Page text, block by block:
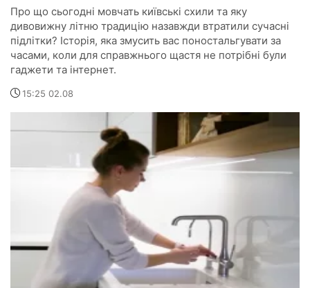
Про що сьогодні мовчать київські схили та яку
дивовижну літню традицію назавжди втратили сучасні
підлітки? Історія, яка змусить вас поностальгувати за
часами, коли для справжнього щастя не потрібні були
гаджети та інтернет.
15:25 02.08